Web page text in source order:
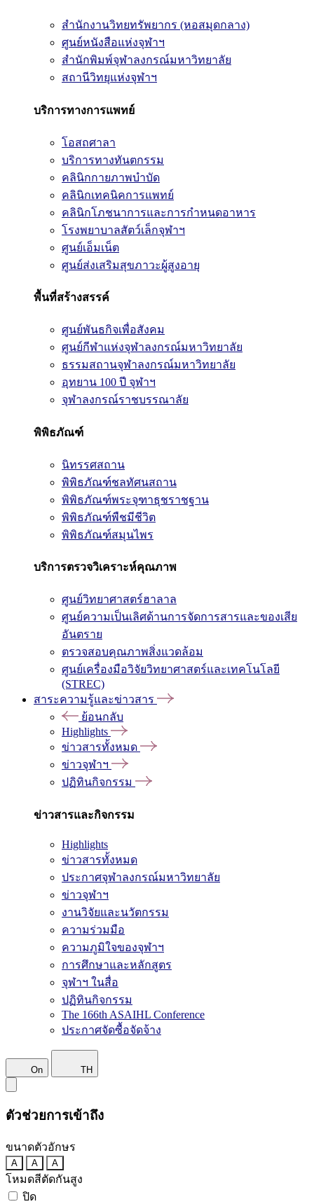
สำนักงานวิทยทรัพยากร (หอสมุดกลาง)
ศูนย์หนังสือแห่งจุฬาฯ
สำนักพิมพ์จุฬาลงกรณ์มหาวิทยาลัย
สถานีวิทยุแห่งจุฬาฯ
บริการทางการแพทย์
โอสถศาลา
บริการทางทันตกรรม
คลินิกกายภาพบำบัด
คลินิกเทคนิคการแพทย์
คลินิกโภชนาการและการกำหนดอาหาร
โรงพยาบาลสัตว์เล็กจุฬาฯ
ศูนย์เอ็มเน็ต
ศูนย์ส่งเสริมสุขภาวะผู้สูงอายุ
พื้นที่สร้างสรรค์
ศูนย์พันธกิจเพื่อสังคม
ศูนย์กีฬาแห่งจุฬาลงกรณ์มหาวิทยาลัย
ธรรมสถานจุฬาลงกรณ์มหาวิทยาลัย
อุทยาน 100 ปี จุฬาฯ
จุฬาลงกรณ์ราชบรรณาลัย
พิพิธภัณฑ์
นิทรรศสถาน
พิพิธภัณฑ์ชลทัศนสถาน
พิพิธภัณฑ์พระจุฑาธุชราชฐาน
พิพิธภัณฑ์พืชมีชีวิต
พิพิธภัณฑ์สมุนไพร
บริการตรวจวิเคราะห์คุณภาพ
ศูนย์วิทยาศาสตร์ฮาลาล
ศูนย์ความเป็นเลิศด้านการจัดการสารและของเสีย
อันตราย
ตรวจสอบคุณภาพสิ่งแวดล้อม
ศูนย์เครื่องมือวิจัยวิทยาศาสตร์และเทคโนโลยี
(STREC)
สาระความรู้และข่าวสาร
ย้อนกลับ
Highlights
ข่าวสารทั้งหมด
ข่าวจุฬาฯ
ปฏิทินกิจกรรม
ข่าวสารและกิจกรรม
Highlights
ข่าวสารทั้งหมด
ประกาศจุฬาลงกรณ์มหาวิทยาลัย
ข่าวจุฬาฯ
งานวิจัยและนวัตกรรม
ความร่วมมือ
ความภูมิใจของจุฬาฯ
การศึกษาและหลักสูตร
จุฬาฯ ในสื่อ
ปฏิทินกิจกรรม
The 166th ASAIHL Conference
ประกาศจัดซื้อจัดจ้าง
On TH
ตัวช่วยการเข้าถึง
ขนาดตัวอักษร
A A A
โหมดสีตัดกันสูง
ปิด